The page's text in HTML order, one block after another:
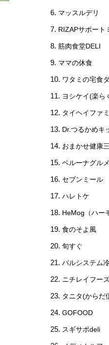
マッスルデリ
RIZAPサポート
筋肉食堂DELI
ママの休食
ワタミの宅食
ヨシケイ(楽ら
タイヘイファ
Dr.つるかめキ
おまかせ健康
ベルーナグル
セブンミール
ハレトケ
HeMog（ハー
食のそよ風
旬すぐ
パルシステム
ニチレイフー
タニタ(からだ
GOFOOD
スギサポdeli